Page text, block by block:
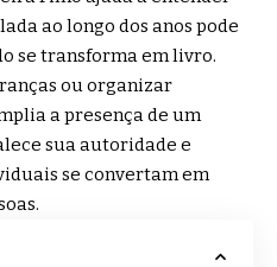
ao longo dos anos pode
se transforma em livro.
ou organizar
a presença de um
sua autoridade e
se convertam em